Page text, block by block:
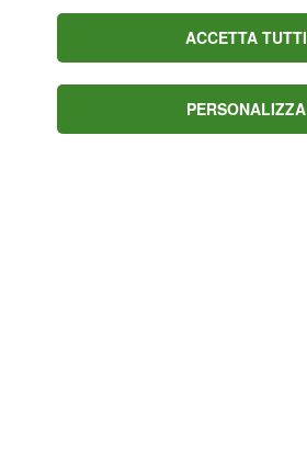
della Continassa ha
PSG in primis, che in
invano.
ACCETTA TUTTI
PERSONALIZZA